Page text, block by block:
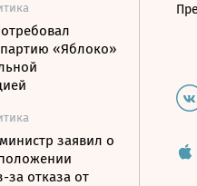
«Яблоко»
заявил о
за отказа от